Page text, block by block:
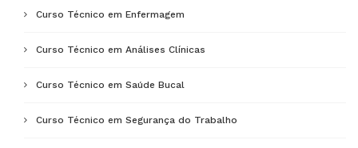
Curso Técnico em Enfermagem
Curso Técnico em Análises Clínicas
Curso Técnico em Saúde Bucal
Curso Técnico em Segurança do Trabalho